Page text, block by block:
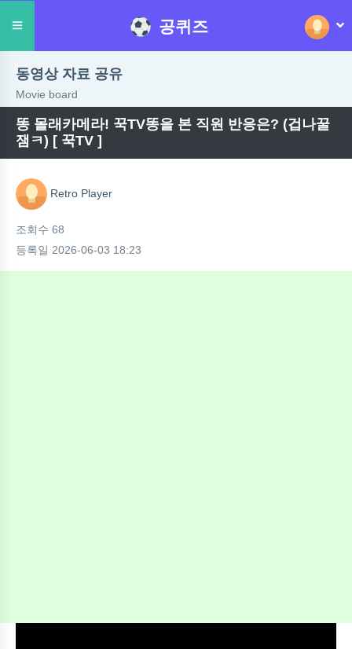
공퀴즈
동영상 자료 공유
Movie board
똥 몰래카메라! 꾹TV똥을 본 직원 반응은? (겁나꿀
잼ㅋ) [ 꾹TV ]
Retro Player
조회수 68
등록일 2026-06-03 18:23